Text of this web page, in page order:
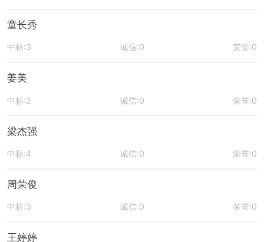
童长秀
中标:3 诚信:0 荣誉:0
姜美
中标:2 诚信:0 荣誉:0
梁杰强
中标:4 诚信:0 荣誉:0
周荣俊
中标:3 诚信:0 荣誉:0
王婷婷